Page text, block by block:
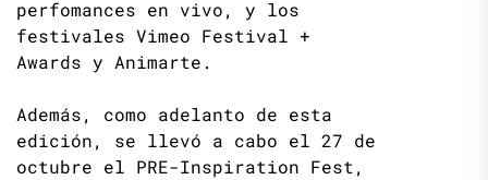
perfomances en vivo, y los
festivales Vimeo Festival +
Awards y Animarte.
Además, como adelanto de esta
edición, se llevó a cabo el 27 de
octubre el PRE-Inspiration Fest,